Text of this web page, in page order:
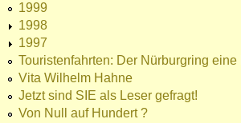
1999
1998
1997
Touristenfahrten: Der Nürburgring
Vita Wilhelm Hahne
Jetzt sind SIE als Leser gefragt!
Von Null auf Hundert ?